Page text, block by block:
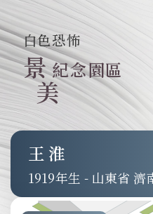
白色恐怖
景
美
紀念園區
王淮
1919 - 山東省 濟